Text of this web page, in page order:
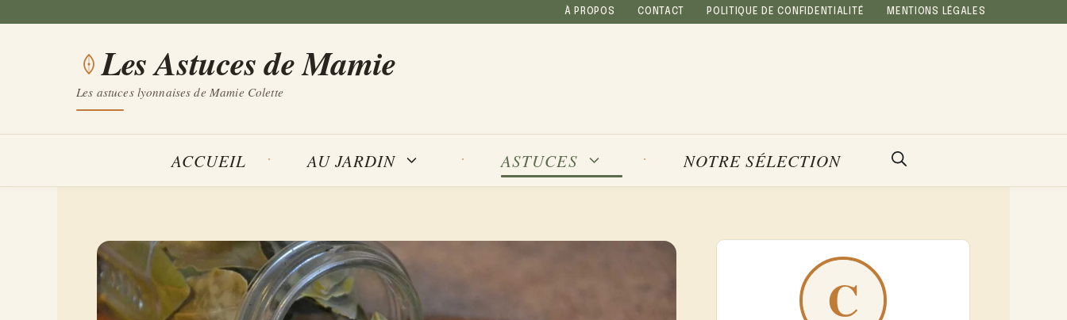
À PROPOS CONTACT POLITIQUE DE CONFIDENTIALITÉ MENTIONS LÉGALES
Les Astuces de Mamie
Les astuces lyonnaises de Mamie Colette
ACCUEIL AU JARDIN ASTUCES NOTRE SÉLECTION